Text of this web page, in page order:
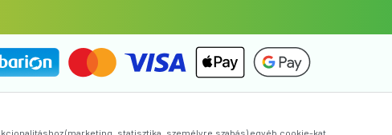
(marketing, statisztika, személyre szabás) egyéb cookie-kat